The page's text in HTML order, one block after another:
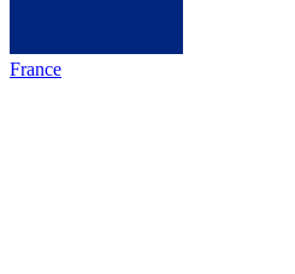
France